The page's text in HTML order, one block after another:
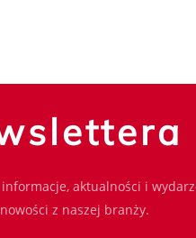
aktualności i
z naszej branży.